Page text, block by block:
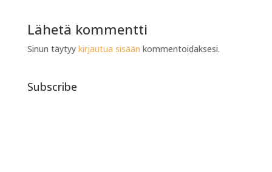
Lähetä kommentti
Sinun täytyy kirjautua sisään kommentoidaksesi.
Subscribe